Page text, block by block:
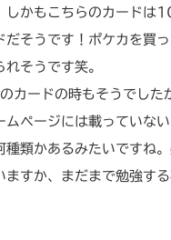
しかもこちらのカードは
だそうです！ポケカを買っ
そうです笑。
カードの時もそうでした
ムページには載っていな
種類かあるみたいですね
ますか、まだまで勉強す